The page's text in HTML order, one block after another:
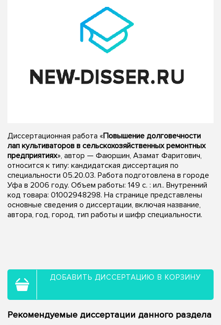
Диссертационная работа «Повышение долговечности
лап культиваторов в сельскохозяйственных ремонтных
предприятиях», автор — Фаюршин, Азамат Фаритович,
относится к типу: кандидатская диссертация по
специальности 05.20.03. Работа подготовлена в городе
Уфа в 2006 году. Объем работы: 149 с. : ил.. Внутренний
код товара: 01002948298. На странице представлены
основные сведения о диссертации, включая название,
автора, год, город, тип работы и шифр специальности.
ДОБАВИТЬ ДИССЕРТАЦИЮ В КОРЗИНУ
Рекомендуемые диссертации данного раздела